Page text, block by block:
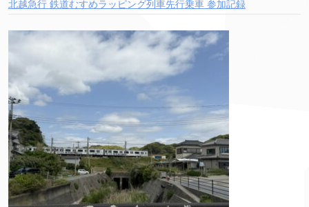
北越急行 鉄道むすめラッピング列車先行乗車 参加記録